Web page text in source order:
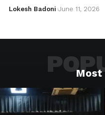
Lokesh Badoni June 11, 2026
Most